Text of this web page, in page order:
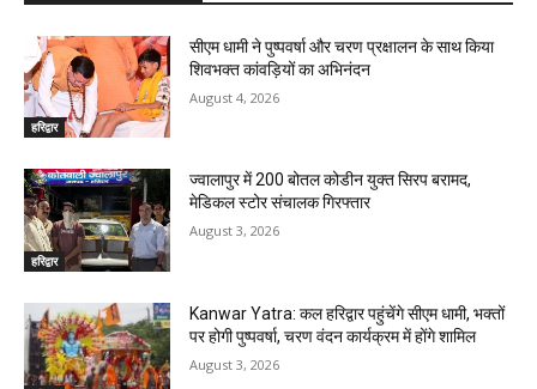
हरिद्वार
सीएम धामी ने पुष्पवर्षा और चरण प्रक्षालन के साथ किया
शिवभक्त कांवड़ियों का अभिनंदन
August 4, 2026
हरिद्वार
ज्वालापुर में 200 बोतल कोडीन युक्त सिरप बरामद,
मेडिकल स्टोर संचालक गिरफ्तार
August 3, 2026
Kanwar Yatra: कल हरिद्वार पहुंचेंगे सीएम धामी, भक्तों
पर होगी पुष्पवर्षा, चरण वंदन कार्यक्रम में होंगे शामिल
August 3, 2026